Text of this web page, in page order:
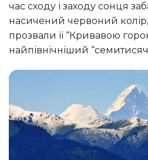
час сходу і заходу сонця
насичений червоний колір,
прозвали її “Кривавою
найпівнічніший